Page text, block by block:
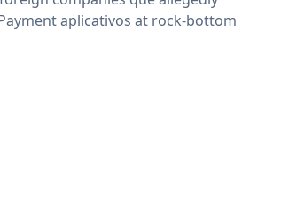
aplicativos at rock-bottom